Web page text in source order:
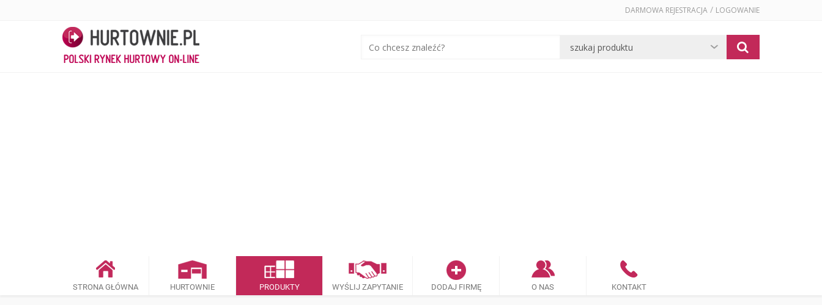
DARMOWA REJESTRACJA / LOGOWANIE
STRONA GŁÓWNA HURTOWNIE PRODUKTY WYŚLIJ ZAPYTANIE DODAJ FIRMĘ O NAS KONTAKT